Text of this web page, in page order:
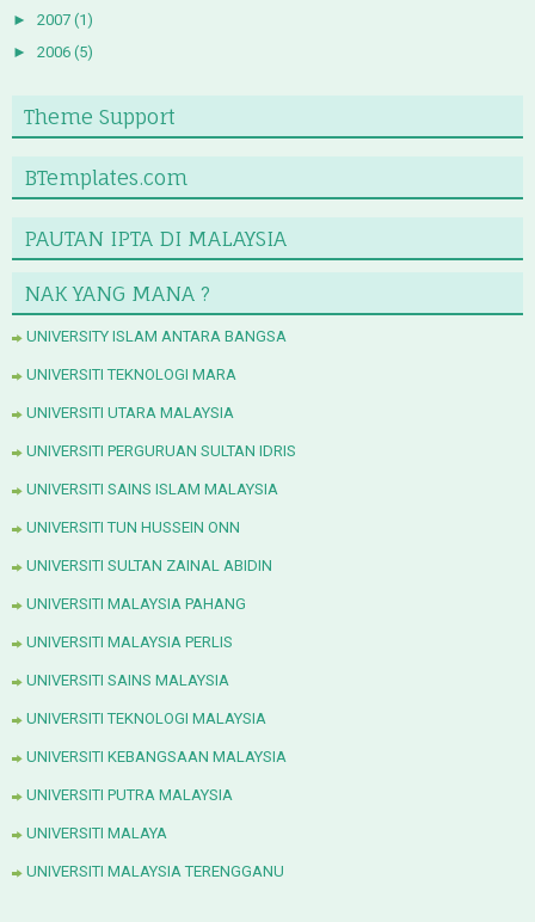
► 2007 (1)
► 2006 (5)
Theme Support
BTemplates.com
PAUTAN IPTA DI MALAYSIA
NAK YANG MANA ?
UNIVERSITY ISLAM ANTARA BANGSA
UNIVERSITI TEKNOLOGI MARA
UNIVERSITI UTARA MALAYSIA
UNIVERSITI PERGURUAN SULTAN IDRIS
UNIVERSITI SAINS ISLAM MALAYSIA
UNIVERSITI TUN HUSSEIN ONN
UNIVERSITI SULTAN ZAINAL ABIDIN
UNIVERSITI MALAYSIA PAHANG
UNIVERSITI MALAYSIA PERLIS
UNIVERSITI SAINS MALAYSIA
UNIVERSITI TEKNOLOGI MALAYSIA
UNIVERSITI KEBANGSAAN MALAYSIA
UNIVERSITI PUTRA MALAYSIA
UNIVERSITI MALAYA
UNIVERSITI MALAYSIA TERENGGANU